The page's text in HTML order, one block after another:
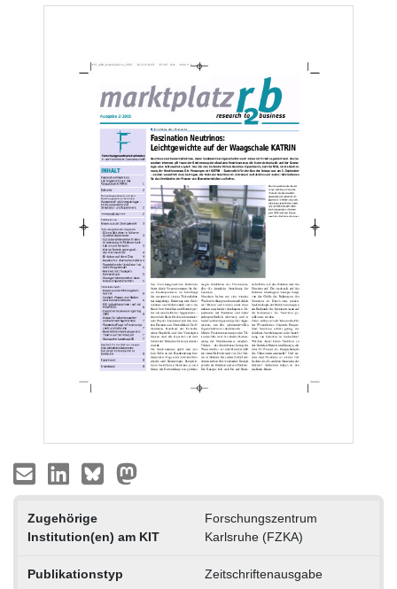
Zugehörige
Institution(en) am KIT
Forschungszentrum
Karlsruhe (FZKA)
Publikationstyp Zeitschriftenausgabe